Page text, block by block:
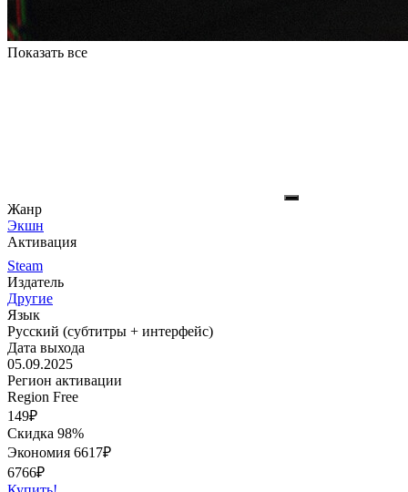
Показать все
Жанр
Экшн
Активация
Steam
Издатель
Другие
Язык
Русский (субтитры + интерфейс)
Дата выхода
05.09.2025
Регион активации
Region Free
149₽
Скидка 98%
Экономия 6617₽
6766₽